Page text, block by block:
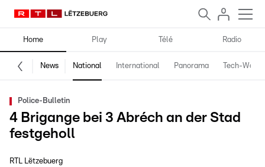
Home Play Télé Radio
News National International Panorama Tech-World
Police-Bulletin
4 Brigange bei 3 Abréch an der Stad
festgeholl
RTL Lëtzebuerg